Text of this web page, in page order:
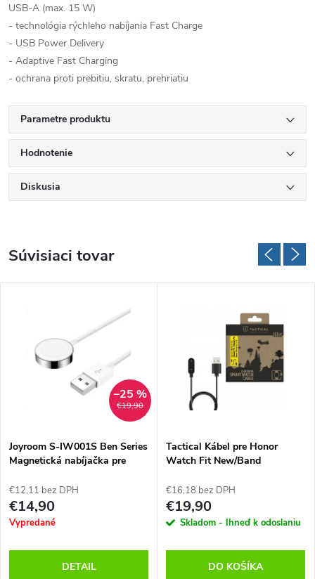
USB-A (max. 15 W)
- technológia rýchleho nabíjania Fast Charge
- USB Power Delivery
- Adaptive Fast Charging
- ochrana proti prebitiu, skratu, prehriatiu
Parametre produktu
Hodnotenie
Diskusia
Súvisiaci tovar
€19,90
–25 %
Joyroom S-IW001S Ben Series
Magnetická nabíjačka pre
€12,11 bez DPH
€14,90
Vypredané
DETAIL
Tactical Kábel pre Honor
Watch Fit New/Band
€16,18 bez DPH
€19,90
Skladom - Ihneď k odoslaniu
DO KOŠÍKA